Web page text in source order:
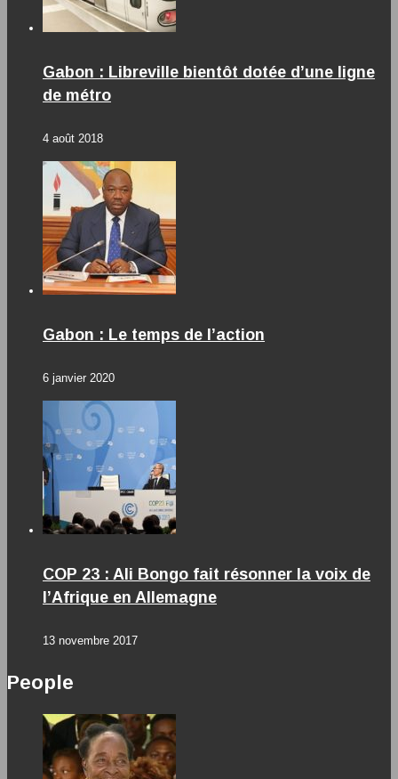
Gabon : Libreville bientôt dotée d’une ligne
de métro
4 août 2018
Gabon : Le temps de l’action
6 janvier 2020
COP 23 : Ali Bongo fait résonner la voix de
l’Afrique en Allemagne
13 novembre 2017
People